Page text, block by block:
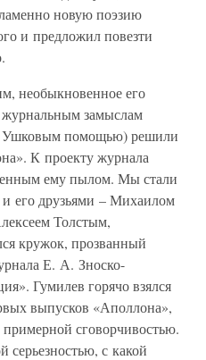
новую поэзию
и предложил повезти
необыкновенное его
замыслам
помощью) решили
К проекту журнала
ему пылом. Мы стали
и его друзьями – Михаилом
Толстым,
кружок, прозванный
Е. А. Зноско-
Гумилев горячо взялся
выпусков «Аполлона»,
сговорчивостью.
серьезностью, с какой